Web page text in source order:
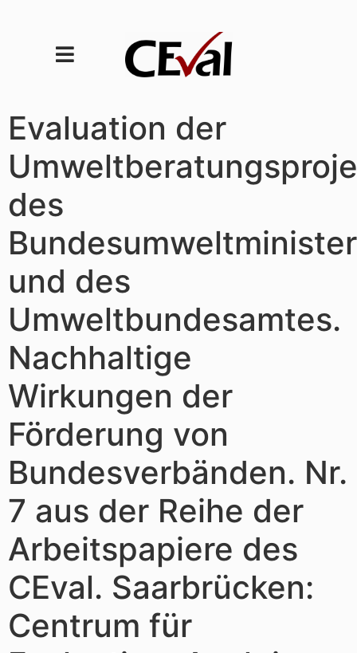
Evaluation der
des
und des
Umweltbundesamtes.
Nachhaltige
Wirkungen der
Förderung von
Bundesverbänden. Nr.
7 aus der Reihe der
Arbeitspapiere des
CEval. Saarbrücken:
Centrum für